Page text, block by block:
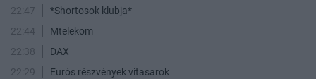
22:47
*Shortosok klubja*
22:44
Mtelekom
22:38
DAX
22:29
Eurós részvények vitasarok